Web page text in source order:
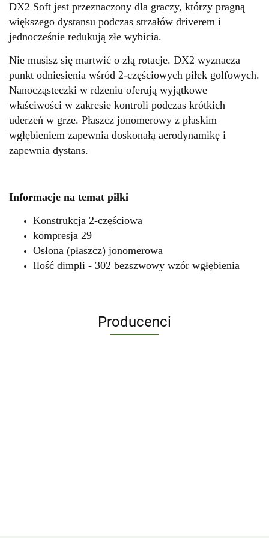
DX2 Soft jest przeznaczony dla graczy, którzy pragną
większego dystansu podczas strzałów driverem i
jednocześnie redukują złe wybicia.
Nie musisz się martwić o złą rotacje. DX2 wyznacza
punkt odniesienia wśród 2-częściowych piłek golfowych.
Nanocząsteczki w rdzeniu oferują wyjątkowe
właściwości w zakresie kontroli podczas krótkich
uderzeń w grze. Płaszcz jonomerowy z płaskim
wgłębieniem zapewnia doskonałą aerodynamikę i
zapewnia dystans.
Informacje na temat piłki
Konstrukcja 2-częściowa
kompresja 29
Osłona (płaszcz) jonomerowa
Ilość dimpli - 302 bezszwowy wzór wgłębienia
Producenci